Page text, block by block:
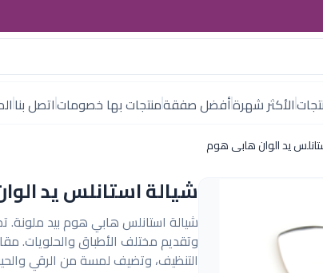
الأكثر شهرةأفضل صفقةمنتجات بها خصوماتاتصل بنا
يد الوان هابى هوم
شيالة استانلس يد
شيالة استانلس هابي هوم بيد ملونة.
وتقديم مختلف الأطباق والحلويات.
التنظيف، وتضيف لمسة من الرقي